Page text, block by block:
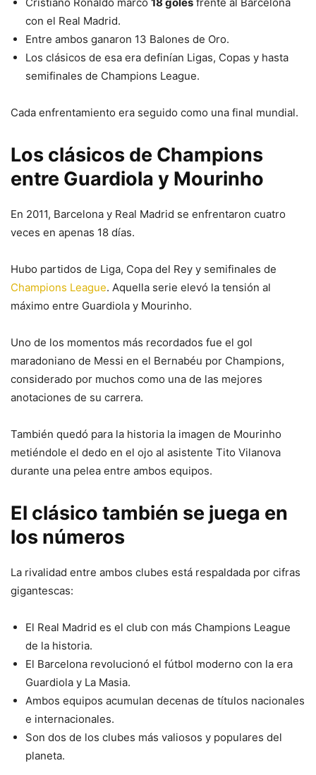
Cristiano Ronaldo marcó 18 goles frente al Barcelona
con el Real Madrid.
Entre ambos ganaron 13 Balones de Oro.
Los clásicos de esa era definían Ligas, Copas y hasta
semifinales de Champions League.
Cada enfrentamiento era seguido como una final mundial.
Los clásicos de Champions
entre Guardiola y Mourinho
En 2011, Barcelona y Real Madrid se enfrentaron cuatro
veces en apenas 18 días.
Hubo partidos de Liga, Copa del Rey y semifinales de
Champions League. Aquella serie elevó la tensión al
máximo entre Guardiola y Mourinho.
Uno de los momentos más recordados fue el gol
maradoniano de Messi en el Bernabéu por Champions,
considerado por muchos como una de las mejores
anotaciones de su carrera.
También quedó para la historia la imagen de Mourinho
metiéndole el dedo en el ojo al asistente Tito Vilanova
durante una pelea entre ambos equipos.
El clásico también se juega en
los números
La rivalidad entre ambos clubes está respaldada por cifras
gigantescas:
El Real Madrid es el club con más Champions League
de la historia.
El Barcelona revolucionó el fútbol moderno con la era
Guardiola y La Masia.
Ambos equipos acumulan decenas de títulos nacionales
e internacionales.
Son dos de los clubes más valiosos y populares del
planeta.